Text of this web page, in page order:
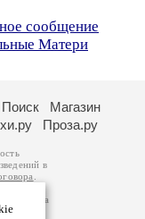
сообщение
Матери
Поиск
Магазин
Проза.ру
в
авторам
возможна